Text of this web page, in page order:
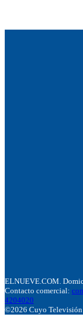
ELNUEVE.COM.
Contacto comercial:
4204020
©2026 Cuyo Televisión